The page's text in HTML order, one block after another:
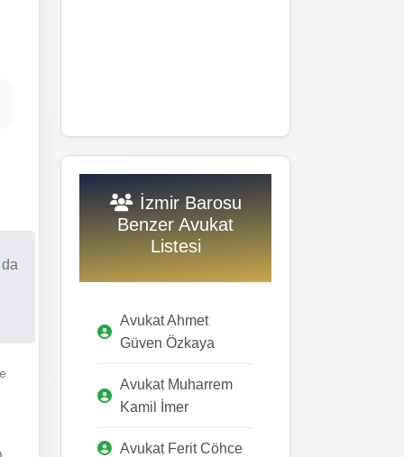
İzmir Barosu
Benzer Avukat
Listesi
Avukat Ahmet
Güven Özkaya
Avukat Muharrem
Kamil İmer
Avukat Ferit Cöhce